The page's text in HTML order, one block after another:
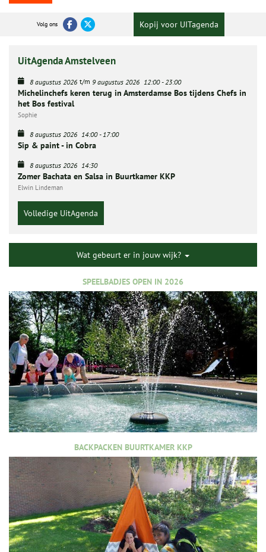
Volg ons Kopij voor UITagenda
UitAgenda Amstelveen
8 augustus 2026 t/m 9 augustus 2026 12:00-23:00
Michelinchefs keren terug in Amsterdamse Bos tijdens Chefs in
het Bos festival
Sophie
8 augustus 2026 14:00-17:00
Sip & paint - in Cobra
8 augustus 2026 14:30
Zomer Bachata en Salsa in Buurtkamer KKP
Elwin Lindeman
Volledige UitAgenda
Wat gebeurt er in jouw wijk?
SPEELBADJES OPEN IN 2026
BACKPACKEN BUURTKAMER KKP